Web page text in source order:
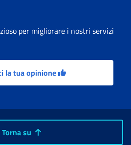
per migliorare i nostri servizi
la tua opinione
Torna su